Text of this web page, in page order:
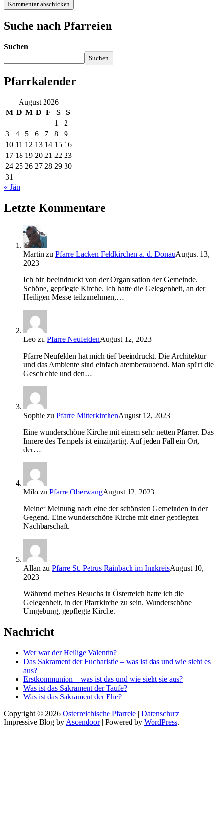
Suche nach Pfarreien
Suchen
Suchen
Pfarrkalender
August 2026
M D M D F S
S
1
2
3
4 5 6 7 8
9
10 11 12 13 14 15 16
17 18 19 20 21 22 23
24 25 26 27 28 29 30
31
« Jän
Letzte Kommentare
Martin zu Pfarre Lacken Feldkirchen a. d. DonauAugust 13,
2023
Ich bin beeindruckt von der Organisation der Gemeinde.
Schöne, gepflegte Kirche. Ich hatte die Gelegenheit, an der
Heiligen Messe teilzunehmen,…
Leo zu Pfarre NeufeldenAugust 12, 2023
Pfarre Neufelden hat mich tief beeindruckt. Die Architektur
und das Ambiente sind einfach atemberaubend. Man spürt die
Geschichte und den…
Sophie zu Pfarre MitterkirchenAugust 12, 2023
Eine wunderschöne Kirche mit einem sehr netten Pfarrer. Das
Innere des Tempels ist einzigartig. Auf jeden Fall ein Ort,
der…
Milo zu Pfarre OberwangAugust 12, 2023
Meiner Meinung nach eine der schönsten Gemeinden in der
Gegend. Eine wunderschöne Kirche mit einer gepflegten
Nachbarschaft.
Allan zu Pfarre St. Petrus Rainbach im InnkreisAugust 10,
2023
Während meines Besuchs in Österreich hatte ich die
Gelegenheit, in der Pfarrkirche zu sein. Wunderschöne
Umgebung, gepflegte Kirche.
Nachricht
Wer war der Heilige Valentin?
Das Sakrament der Eucharistie – was ist das und wie sieht es
aus?
Erstkommunion – was ist das und wie sieht sie aus?
Was ist das Sakrament der Taufe?
Was ist das Sakrament der Ehe?
Copyright © 2026 Osterreichische Pfarreie | Datenschutz |
Impressive Blog by Ascendoor| Powered by WordPress.